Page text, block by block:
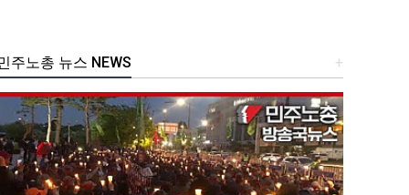
+
노총 뉴스 NEWS